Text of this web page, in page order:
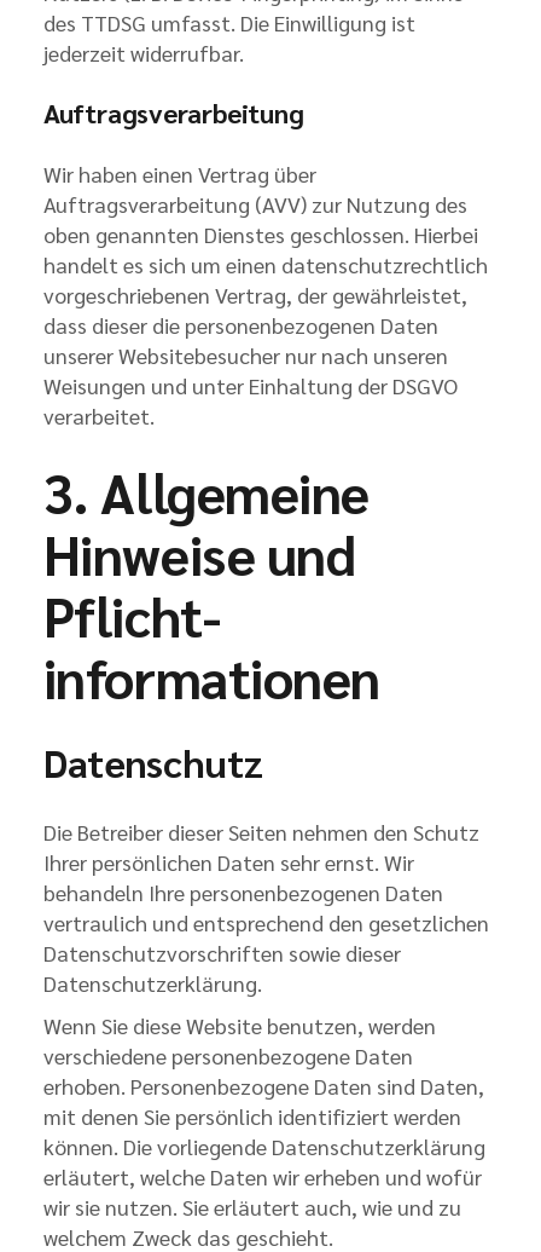
des TTDSG umfasst. Die Einwilligung ist
jederzeit widerrufbar.
Auftragsverarbeitung
Wir haben einen Vertrag über
Auftragsverarbeitung (AVV) zur Nutzung des
oben genannten Dienstes geschlossen. Hierbei
handelt es sich um einen datenschutzrechtlich
vorgeschriebenen Vertrag, der gewährleistet,
dass dieser die personenbezogenen Daten
unserer Websitebesucher nur nach unseren
Weisungen und unter Einhaltung der DSGVO
verarbeitet.
3. Allgemeine
Hinweise und
Pflicht­
informationen
Datenschutz
Die Betreiber dieser Seiten nehmen den Schutz
Ihrer persönlichen Daten sehr ernst. Wir
behandeln Ihre personenbezogenen Daten
vertraulich und entsprechend den gesetzlichen
Datenschutzvorschriften sowie dieser
Datenschutzerklärung.
Wenn Sie diese Website benutzen, werden
verschiedene personenbezogene Daten
erhoben. Personenbezogene Daten sind Daten,
mit denen Sie persönlich identifiziert werden
können. Die vorliegende Datenschutzerklärung
erläutert, welche Daten wir erheben und wofür
wir sie nutzen. Sie erläutert auch, wie und zu
welchem Zweck das geschieht.